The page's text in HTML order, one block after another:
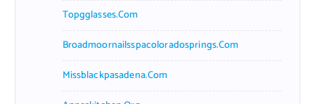
Topgglasses.com
Broadmoornailsspacoloradosprings.com
Missblackpasadena.com